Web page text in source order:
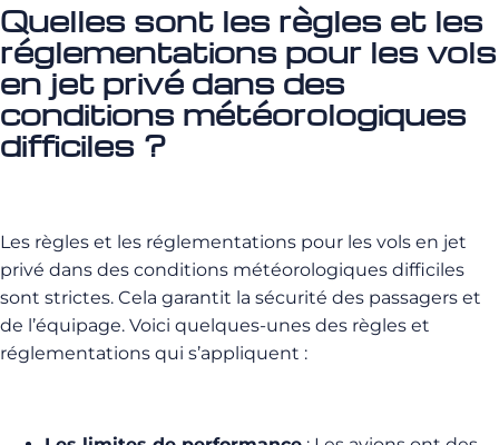
Quelles sont les règles et les
réglementations pour les vols
en jet privé dans des
conditions météorologiques
difficiles ?
Les règles et les réglementations pour les vols en jet
privé dans des conditions météorologiques difficiles
sont strictes. Cela garantit la sécurité des passagers et
de l’équipage. Voici quelques-unes des règles et
réglementations qui s’appliquent :